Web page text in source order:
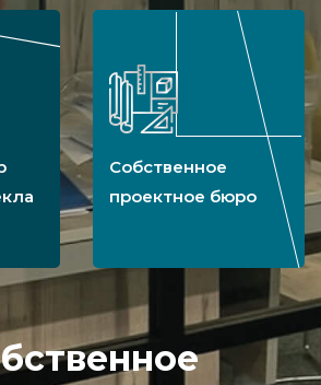
Собственное
проектное бюро